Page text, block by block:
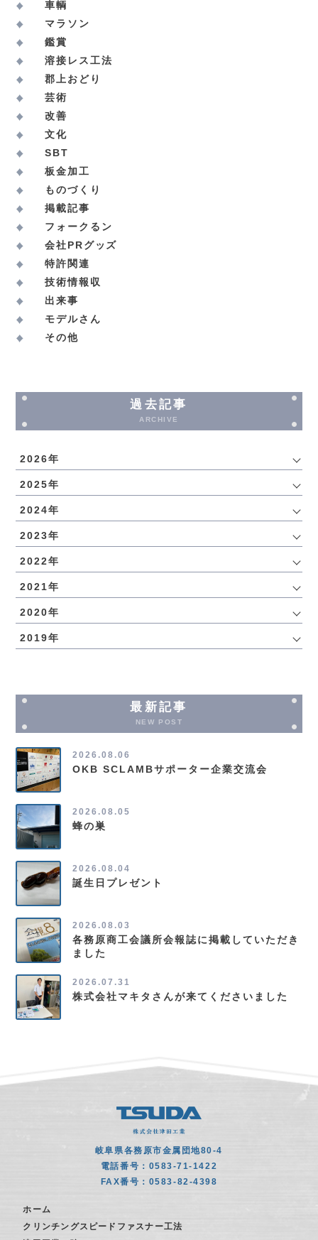
車輌
マラソン
鑑賞
溶接レス工法
郡上おどり
芸術
改善
文化
SBT
板金加工
ものづくり
掲載記事
フォークるン
会社PRグッズ
特許関連
技術情報収
出来事
モデルさん
その他
過去記事
ARCHIVE
2026年
2025年
2024年
2023年
2022年
2021年
2020年
2019年
最新記事
NEW POST
2026.08.06
OKB SCLAMBサポーター企業交流会
2026.08.05
蜂の巣
2026.08.04
誕生日プレゼント
2026.08.03
各務原商工会議所会報誌に掲載していただき
ました
2026.07.31
株式会社マキタさんが来てくださいました
岐阜県各務原市金属団地80-4
電話番号：0583-71-1422
FAX番号：0583-82-4398
ホーム
クリンチングスピードファスナー工法